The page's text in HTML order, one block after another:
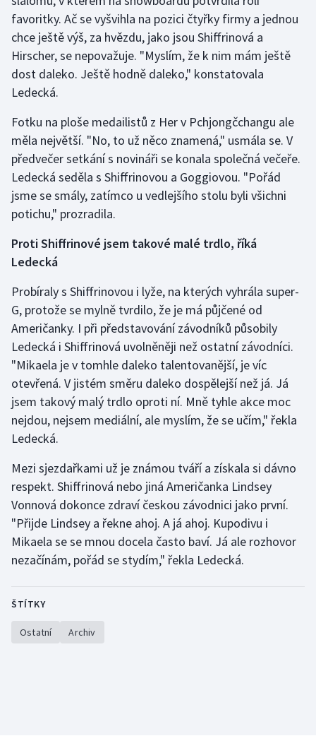
Stolní tenis
Triatlon
Veslování
Volejbal
Ostatní
favoritky. Ač se vyšvihla na pozici čtyřky firmy a jednou
chce ještě výš, za hvězdu, jako jsou Shiffrinová a
Hirscher, se nepovažuje. "Myslím, že k nim mám ještě
dost daleko. Ještě hodně daleko," konstatovala
Ledecká.
Fotku na ploše medailistů z Her v Pchjongčchangu ale
měla největší. "No, to už něco znamená," usmála se. V
předvečer setkání s novináři se konala společná večeře.
Ledecká seděla s Shiffrinovou a Goggiovou. "Pořád
jsme se smály, zatímco u vedlejšího stolu byli všichni
potichu," prozradila.
Proti Shiffrinové jsem takové malé trdlo, říká
Ledecká
Probíraly s Shiffrinovou i lyže, na kterých vyhrála super-
G, protože se mylně tvrdilo, že je má půjčené od
Američanky. I při představování závodníků působily
Ledecká i Shiffrinová uvolněněji než ostatní závodníci.
"Mikaela je v tomhle daleko talentovanější, je víc
otevřená. V jistém směru daleko dospělejší než já. Já
jsem takový malý trdlo oproti ní. Mně tyhle akce moc
nejdou, nejsem mediální, ale myslím, že se učím," řekla
Ledecká.
Mezi sjezdařkami už je známou tváří a získala si dávno
respekt. Shiffrinová nebo jiná Američanka Lindsey
Vonnová dokonce zdraví českou závodnici jako první.
"Přijde Lindsey a řekne ahoj. A já ahoj. Kupodivu i
Mikaela se se mnou docela často baví. Já ale rozhovor
nezačínám, pořád se stydím," řekla Ledecká.
ŠTÍTKY
Ostatní Archiv